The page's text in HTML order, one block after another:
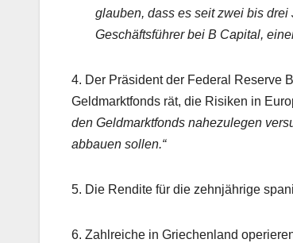
glauben, dass es seit zwei bis
Geschäftsführer bei B Capital,
4. Der Präsident der Federal Reserve
Geldmarktfonds rät, die Risiken in
den Geldmarktfonds nahezulegen
abbauen sollen.“
5. Die Rendite für die zehnjährige
6. Zahlreiche in Griechenland